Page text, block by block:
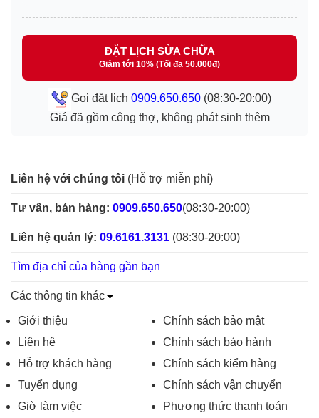
ĐẶT LỊCH SỬA CHỮA
Giảm tới 10% (Tối đa 50.000đ)
Gọi đặt lịch 0909.650.650(08:30-20:00)
Giá đã gồm công thợ, không phát sinh thêm
Liên hệ với chúng tôi (Hỗ trợ miễn phí)
Tư vấn, bán hàng: 0909.650.650(08:30-20:00)
Liên hệ quản lý: 09.6161.3131 (08:30-20:00)
Tìm địa chỉ của hàng gần bạn
Các thông tin khác
Giới thiệu
Liên hệ
Hỗ trợ khách hàng
Tuyển dụng
Giờ làm việc
Chính sách bảo mật
Chính sách bảo hành
Chính sách kiểm hàng
Chính sách vận chuyển
Phương thức thanh toán